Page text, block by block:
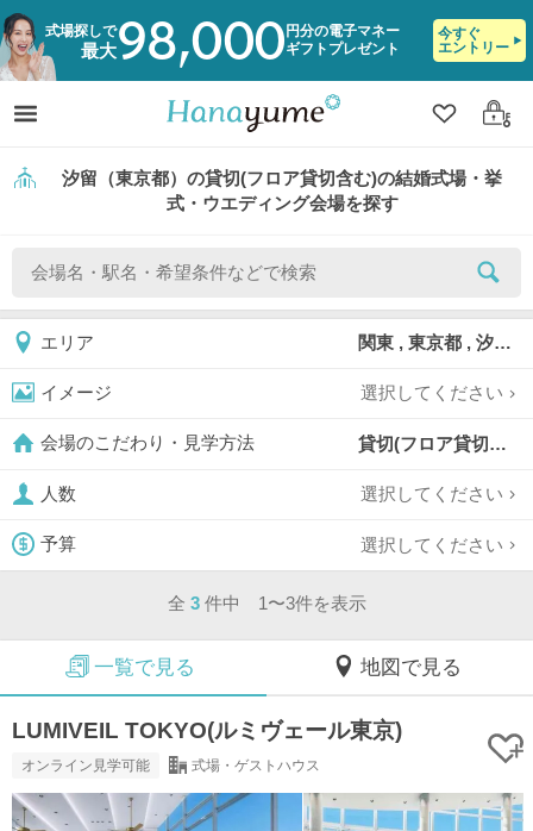
式場探しで
最大98,000 円分の電子マネー
ギフトプレゼント
今すぐ
エントリー
クリップ
ログ
汐留（東京都）の貸切(フロア貸切含む)の結婚式場・挙
式・ウエディング会場を探す
エリア 関東 , 東京都 , 汐留
イメージ 選択してください
会場のこだわり・見学方法 貸切(フロア貸切含む),
人数 選択してください
予算 選択してください
全 3 件中 1〜3件を表示
一覧で見る 地図で見る
LUMIVEIL TOKYO(ルミヴェール東京)
オンライン見学可能 式場・ゲストハウス